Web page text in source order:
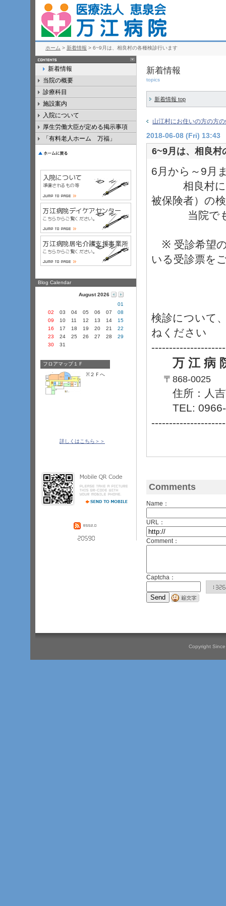
ホーム > 新着情報 > 6~9月は、相良村の各種検診行います
新着情報
topics
新着情報 top
山江村にお住いの方の方
2018-06-08 (Fri) 13:43
6~9月は、相良村
6月から～9月
相良村にお
被保険者）の
当院でも
※ 受診希望の
いる受診票を
検診について
ねください
万 江 病
〒868-0025
住所：人吉
TEL: 0966-
Comments
Name：
URL：
Comment：
Captcha：
新着情報
当院の概要
診療科目
施設案内
入院について
厚生労働大臣が定める掲示事項
「有料老人ホーム 万福」
Blog Calendar
August 2026
01
02
03 04 05 06 07
08
09
10 11 12 13 14
15
16
17 18 19 20 21
22
23
24 25 26 27 28
29
30
31
フロアマップ１Ｆ
※２ ­Ｆ ­へ
詳しくはこちら＞＞
Copyright